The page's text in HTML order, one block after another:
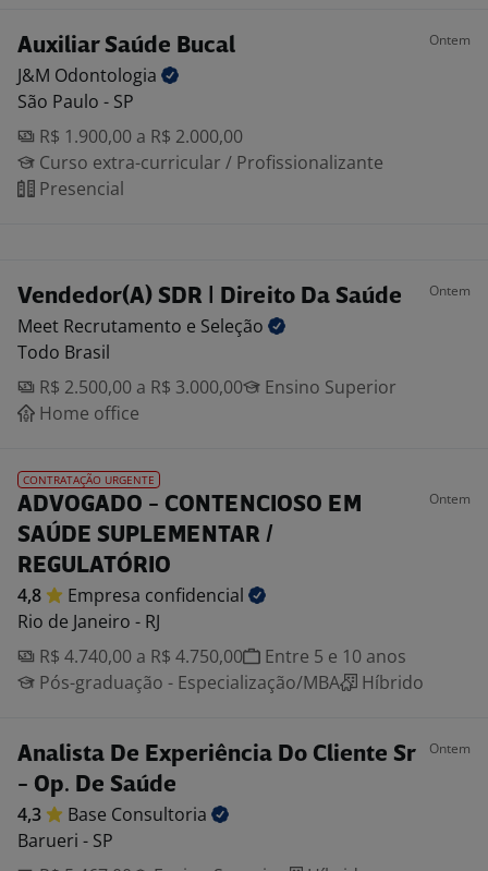
Auxiliar Saúde Bucal Ontem
J&M Odontologia
São Paulo - SP
R$ 1.900,00 a R$ 2.000,00
Curso extra-curricular / Profissionalizante
Presencial
Vendedor(A) SDR | Direito Da Saúde Ontem
Meet Recrutamento e Seleção
Todo Brasil
R$ 2.500,00 a R$ 3.000,00
Ensino Superior
Home office
CONTRATAÇÃO URGENTE
ADVOGADO - CONTENCIOSO EM
SAÚDE SUPLEMENTAR /
REGULATÓRIO
Ontem
4,8 Empresa confidencial
Rio de Janeiro - RJ
R$ 4.740,00 a R$ 4.750,00
Entre 5 e 10 anos
Pós-graduação - Especialização/MBA
Híbrido
Analista De Experiência Do Cliente Sr
- Op. De Saúde
Ontem
4,3 Base Consultoria
Barueri - SP